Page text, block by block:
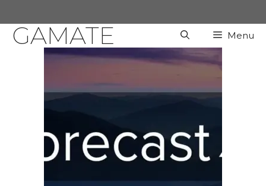
đến
nộiGAMATE Menu